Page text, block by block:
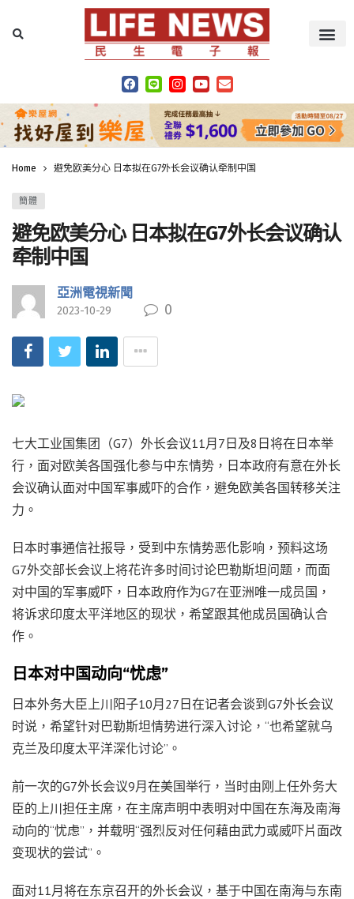
Home 避免欧美分心 日本拟在G7外长会议确认牵制中国
簡體
避免欧美分心 日本拟在G7外长会议确认
牵制中国
亞洲電視新聞
2023-10-29 0
七大工业国集团（G7）外长会议11月7日及8日将在日本举
行，面对欧美各国强化参与中东情势，日本政府有意在外长
会议确认面对中国军事威吓的合作，避免欧美各国转移关注
力。
日本时事通信社报导，受到中东情势恶化影响，预料这场
G7外交部长会议上将花许多时间讨论巴勒斯坦问题，而面
对中国的军事威吓，日本政府作为G7在亚洲唯一成员国，
将诉求印度太平洋地区的现状，希望跟其他成员国确认合
作。
日本对中国动向“忧虑”
日本外务大臣上川阳子10月27日在记者会谈到G7外长会议
时说，希望针对巴勒斯坦情势进行深入讨论，“也希望就乌
克兰及印度太平洋深化讨论”。
前一次的G7外长会议9月在美国举行，当时由刚上任外务大
臣的上川担任主席，在主席声明中表明对中国在东海及南海
动向的“忧虑”，并载明“强烈反对任何藉由武力或威吓片面改
变现状的尝试”。
面对11月将在东京召开的外长会议，基于中国在南海与东南